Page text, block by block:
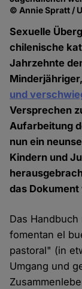
© Annie Spratt /
Sexuelle
chilenische
Jahrzehnte
und
Versprechen
Aufarbeitung
nun ein
Kindern und
das
Das
fomentan el
pastoral" (in
Umgang und